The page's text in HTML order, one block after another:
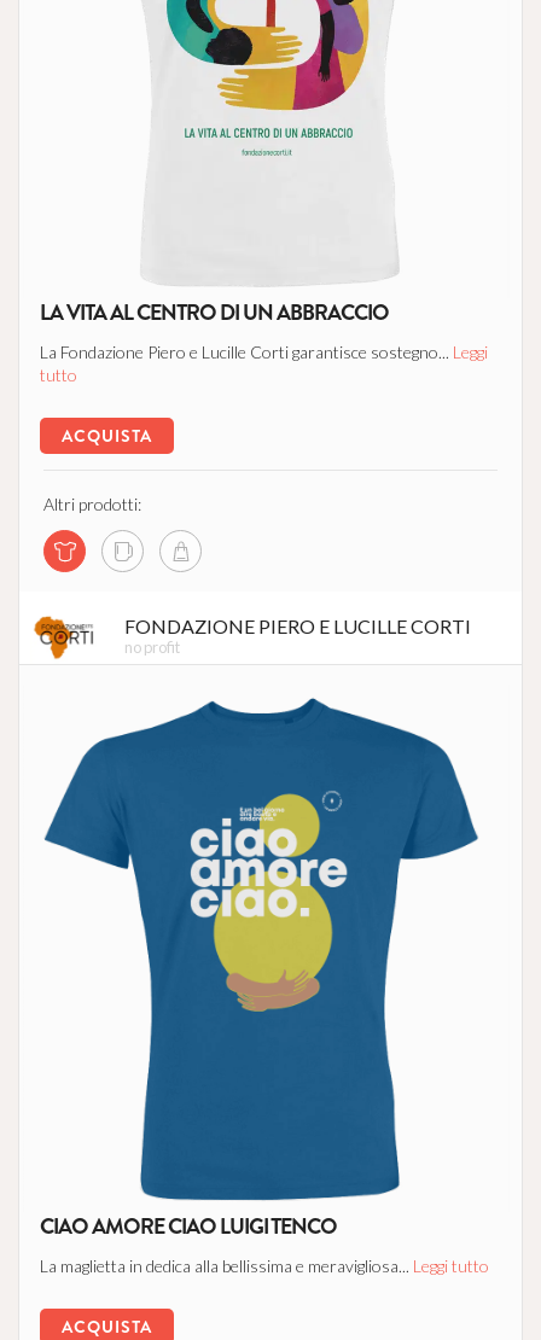
LA VITA AL CENTRO DI UN ABBRACCIO
La Fondazione Piero e Lucille Corti garantisce sostegno... Leggi
tutto
ACQUISTA
Altri prodotti:
FONDAZIONE PIERO E LUCILLE CORTI
no profit
CIAO AMORE CIAO LUIGI TENCO
La maglietta in dedica alla bellissima e meravigliosa... Leggi tutto
ACQUISTA